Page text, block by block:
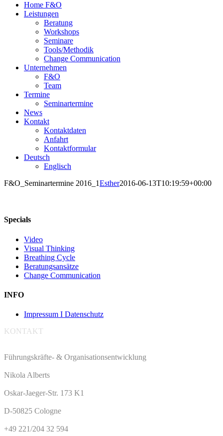
Home F&O
Leistungen
Beratung
Workshops
Seminare
Tools/Methodik
Change Communication
Unternehmen
F&O
Team
Termine
Seminartermine
News
Kontakt
Kontaktdaten
Anfahrt
Kontaktformular
Deutsch
Englisch
F&O_Seminartermine 2016_1Esther2016-06-13T10:19:59+00:00
Specials
Video
Visual Thinking
Breathing Cycle
Beratungsansätze
Change Communication
INFO
Impressum I Datenschutz
KONTAKT
Führungskräfte- & Organisationsentwicklung
Nikola Alberts
Oskar-Jaeger-Str. 173 K1
D-50825 Cologne
+49 221/204 32 594